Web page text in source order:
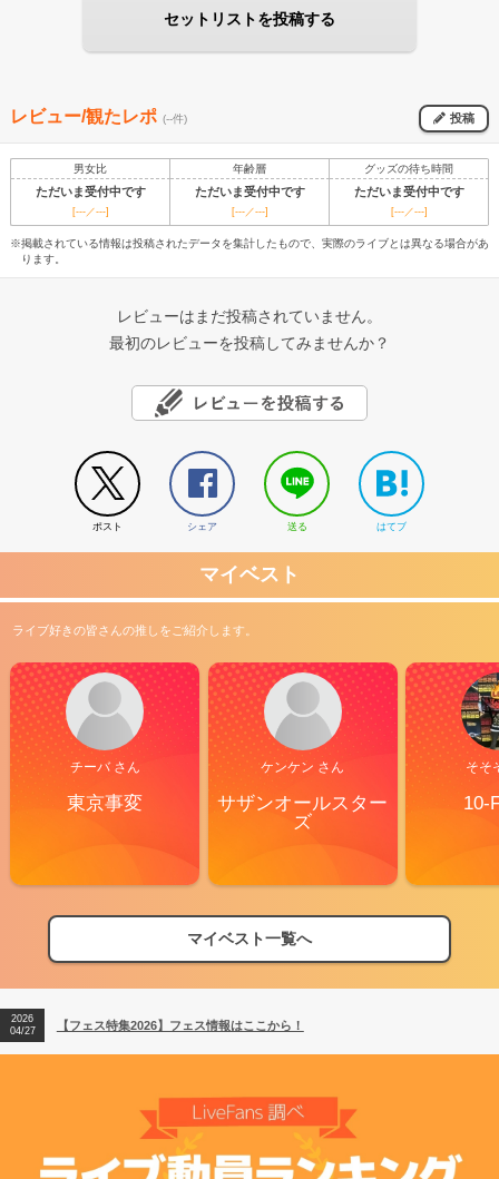
セットリストを投稿する
レビュー/観たレポ (--件) 投稿
男女比 年齢層 グッズの待ち時間
ただいま受付中です ただいま受付中です ただいま受付中です
[---／---] [---／---] [---／---]
※掲載されている情報は投稿されたデータを集計したもので、実際のライブとは異なる場合があ
ります。
レビューはまだ投稿されていません。
最初のレビューを投稿してみませんか？
ポスト シェア 送る はてブ
マイベスト
ライブ好きの皆さんの推しをご紹介します。
チーバ さん
東京事変
ケンケン さん
サザンオールスター
ズ
そそ
10-
マイベスト一覧へ
【フェス特集2026】フェス情報はここから！
【ライブ動員ランキング】2026年上半期編発表！
2026
04/27
【フェス特集2026】フェス情報はここから！
2026